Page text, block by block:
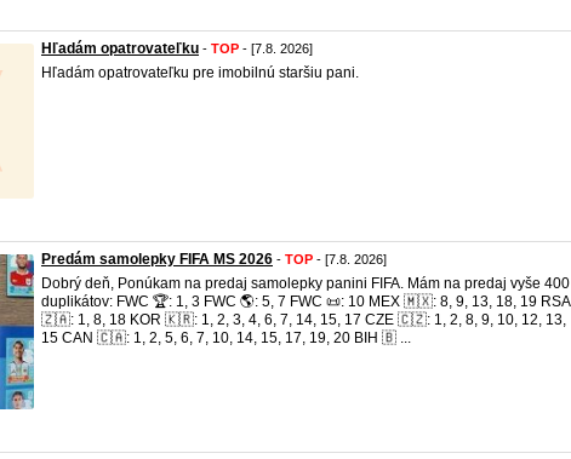
Hľadám opatrovateľku - TOP - [7.8. 2026]
Hľadám opatrovateľku pre imobilnú staršiu pani.
Predám samolepky FIFA MS 2026 - TOP - [7.8. 2026]
Dobrý deň, Ponúkam na predaj samolepky panini FIFA. Mám na predaj vyše 400
duplikátov: FWC 🏆: 1, 3 FWC 🌎: 5, 7 FWC 📜: 10 MEX 🇲🇽: 8, 9, 13, 18, 19 RSA
🇿🇦: 1, 8, 18 KOR 🇰🇷: 1, 2, 3, 4, 6, 7, 14, 15, 17 CZE 🇨🇿: 1, 2, 8, 9, 10, 12, 13,
15 CAN 🇨🇦: 1, 2, 5, 6, 7, 10, 14, 15, 17, 19, 20 BIH 🇧 ...